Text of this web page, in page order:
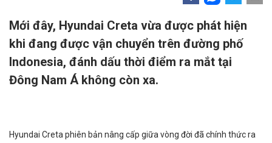
Mới đây, Hyundai Creta vừa được phát hiện
khi đang được vận chuyển trên đường phố
Indonesia, đánh dấu thời điểm ra mắt tại
Đông Nam Á không còn xa.
Hyundai Creta phiên bản nâng cấp giữa vòng đời đã chính thức ra